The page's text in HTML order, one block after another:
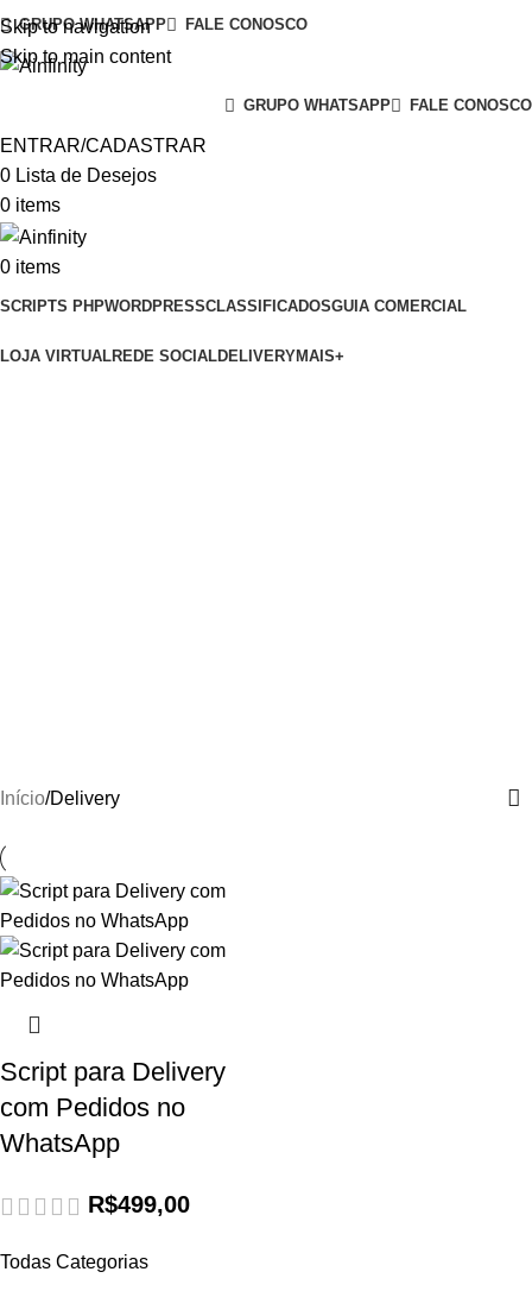
Skip to navigation
Skip to main content
GRUPO WHATSAPP FALE CONOSCO
GRUPO WHATSAPP FALE CONOSCO
ENTRAR/CADASTRAR
0 Lista de Desejos
0 items
0 items
SCRIPTS PHPWORDPRESSCLASSIFICADOSGUIA COMERCIAL
LOJA VIRTUALREDE SOCIALDELIVERYMAIS+
Todas Categorias
Início Delivery
Script para Delivery
com Pedidos no
WhatsApp
R$499,00